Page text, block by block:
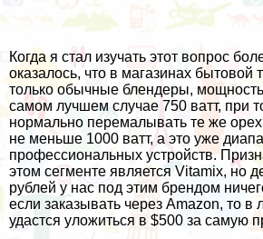
Когда я стал изучать этот вопрос
оказалось, что в магазинах бытовой
только обычные блендеры,
самом лучшем случае 750 ватт, при
нормально перемалывать те же
не меньше 1000 ватт, а это уже
профессиональных устройств.
этом сегменте является Vitamix, но
рублей у нас под этим брендом
если заказывать через Amazon, то в
удастся уложиться в $500 за самую